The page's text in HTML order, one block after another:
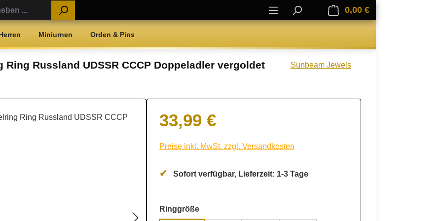
0,00 €Warenkorb enthält
Miniurnen Orden & Pins
Russland UDSSR CCCP Doppeladler vergoldet Sunbeam Jewels
Regulärer Preis:
33,99 €
Preise inkl. MwSt. zzgl. Versandkosten
Sofort verfügbar, Lieferzeit: 1-3 Tage
Ringgrößeauswählen